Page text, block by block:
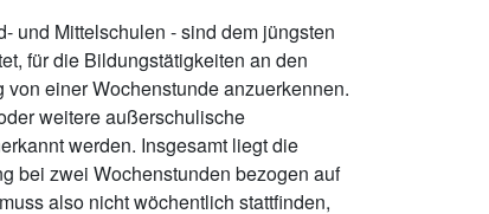
und Mittelschulen - sind dem jüngsten
für die Bildungstätigkeiten an den
einer Wochenstunde anzuerkennen.
weitere außerschulische
werden. Insgesamt liegt die
bei zwei Wochenstunden bezogen auf
also nicht wöchentlich stattfinden,